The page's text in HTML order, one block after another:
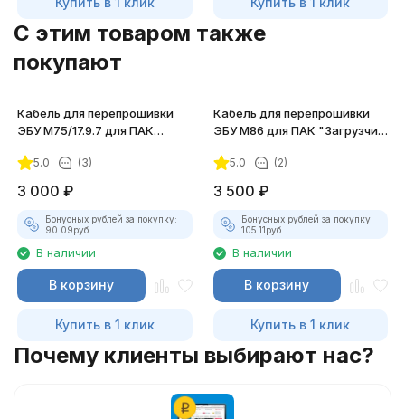
C этим товаром также
покупают
Кабель для перепрошивки
ЭБУ М75/17.9.7 для ПАК
5.0 (3)
3 000 ₽
Бонусных рублей за покупку:
90.09руб.
В наличии
В корзину
Купить в 1 клик
Кабель для перепрошивки
ЭБУ М86 для ПАК "Загрузчик
5.0 (2)
3 500 ₽
Бонусных рублей за покупку:
105.11 руб.
В наличии
В корзину
Купить в 1 клик
Почему клиенты выбирают нас?